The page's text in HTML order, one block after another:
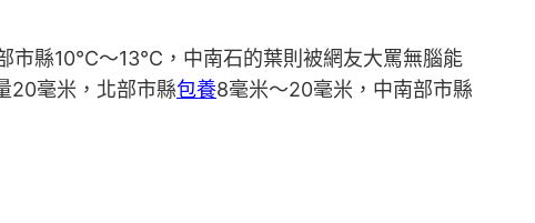
市縣10℃～13℃，中南石的葉則被網友大罵無腦能
20毫米，北部市縣包養8毫米～20毫米，中南部市縣